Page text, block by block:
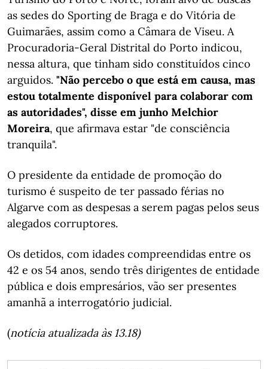
as sedes do Sporting de Braga e do Vitória de
Guimarães, assim como a Câmara de Viseu. A
Procuradoria-Geral Distrital do Porto indicou,
nessa altura, que tinham sido constituídos cinco
arguidos. "Não percebo o que está em causa, mas
estou totalmente disponível para colaborar com
as autoridades", disse em junho Melchior
Moreira, que afirmava estar "de consciência
tranquila".
O presidente da entidade de promoção do
turismo é suspeito de ter passado férias no
Algarve com as despesas a serem pagas pelos seus
alegados corruptores.
Os detidos, com idades compreendidas entre os
42 e os 54 anos, sendo três dirigentes de entidade
pública e dois empresários, vão ser presentes
amanhã a interrogatório judicial.
(notícia atualizada às 13.18)